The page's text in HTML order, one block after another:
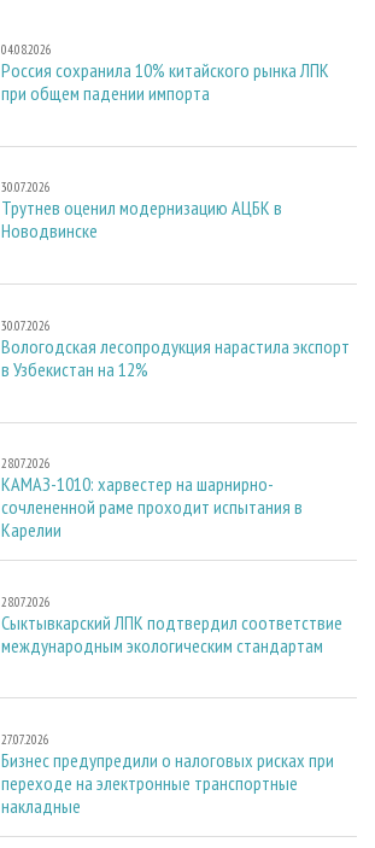
04.08.2026
Россия сохранила 10% китайского рынка ЛПК
при общем падении импорта
30.07.2026
Трутнев оценил модернизацию АЦБК в
Новодвинске
30.07.2026
Вологодская лесопродукция нарастила экспорт
в Узбекистан на 12%
28.07.2026
КАМАЗ-1010: харвестер на шарнирно-
сочлененной раме проходит испытания в
Карелии
28.07.2026
Сыктывкарский ЛПК подтвердил соответствие
международным экологическим стандартам
27.07.2026
Бизнес предупредили о налоговых рисках при
переходе на электронные транспортные
накладные